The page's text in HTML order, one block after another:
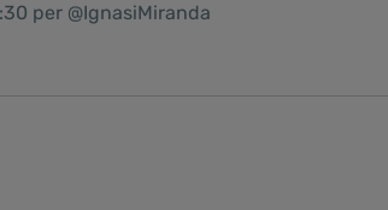
per @IgnasiMiranda